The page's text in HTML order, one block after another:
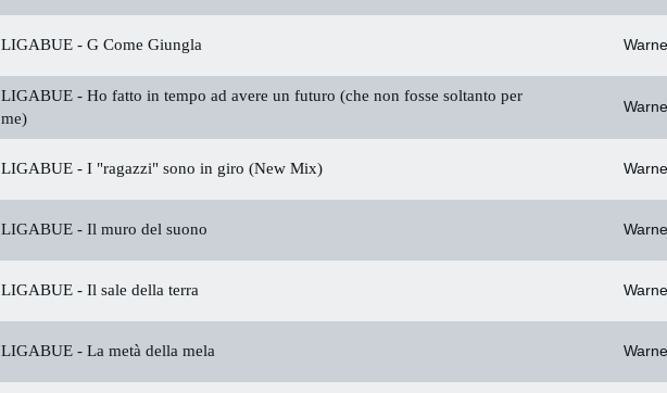
LIGABUE - G Come Giungla
LIGABUE - Ho fatto in tempo ad avere un futuro (che non fosse soltanto per
me)
LIGABUE - I "ragazzi" sono in giro (New Mix)
LIGABUE - Il muro del suono
LIGABUE - Il sale della terra
LIGABUE - La metà della mela